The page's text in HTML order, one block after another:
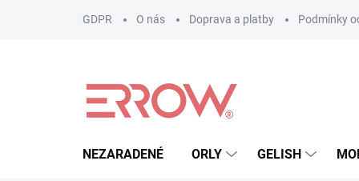
GDPR O nás Doprava a platby Podmínky
NEZARADENÉ ORLY GELISH